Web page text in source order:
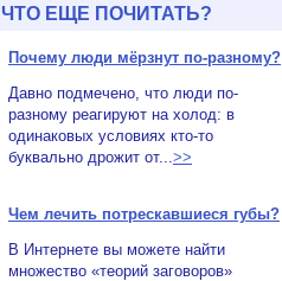
ЧТО ЕЩЕ ПОЧИТАТЬ?
Почему люди мёрзнут по-разному?
Давно подмечено, что люди по-
разному реагируют на холод: в
одинаковых условиях кто-то
буквально дрожит от...>>
Чем лечить потрескавшиеся губы?
В Интернете вы можете найти
множество «теорий заговоров»